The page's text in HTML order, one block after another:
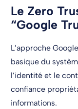
Le Zero
“Google
L’approche
basique du
l’identité et le
confiance
informations.